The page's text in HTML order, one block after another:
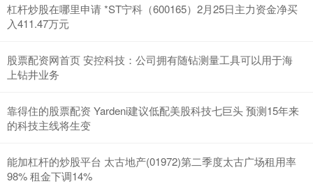
杠杆炒股在哪里申请 *ST宁科（600165）2月25日主力资金净买
入411.47万元
股票配资网首页 安控科技：公司拥有随钻测量工具可以用于海
上钻井业务
靠得住的股票配资 Yardeni建议低配美股科技七巨头 预测15年来
的科技主线将生变
能加杠杆的炒股平台 太古地产(01972)第二季度太古广场租用率
98% 租金下调14%